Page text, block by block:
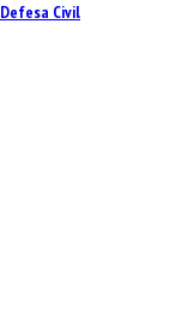
Civil